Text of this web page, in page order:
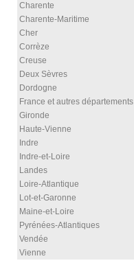
Charente
Charente-Maritime
Cher
Corrèze
Creuse
Deux Sèvres
Dordogne
France et autres départements
Gironde
Haute-Vienne
Indre
Indre-et-Loire
Landes
Loire-Atlantique
Lot-et-Garonne
Maine-et-Loire
Pyrénées-Atlantiques
Vendée
Vienne